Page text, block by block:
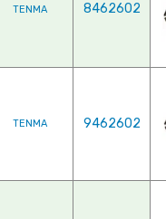
8462602
TENMA
9462602
TENMA